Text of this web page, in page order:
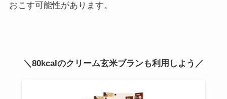
おこす可能性があります。
＼80kcalのクリーム玄米ブランも利用しよう／